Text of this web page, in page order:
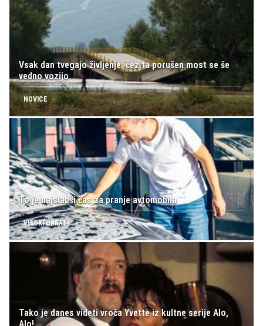
Vsak dan tvegajo življenje: čez ta porušen most se še
vedno vozijo
NOVICE
To je najslabši čas za pranje avtomobila
VISOKI OBRATI
Tako je danes videti vroča Yvette iz kultne serije Alo,